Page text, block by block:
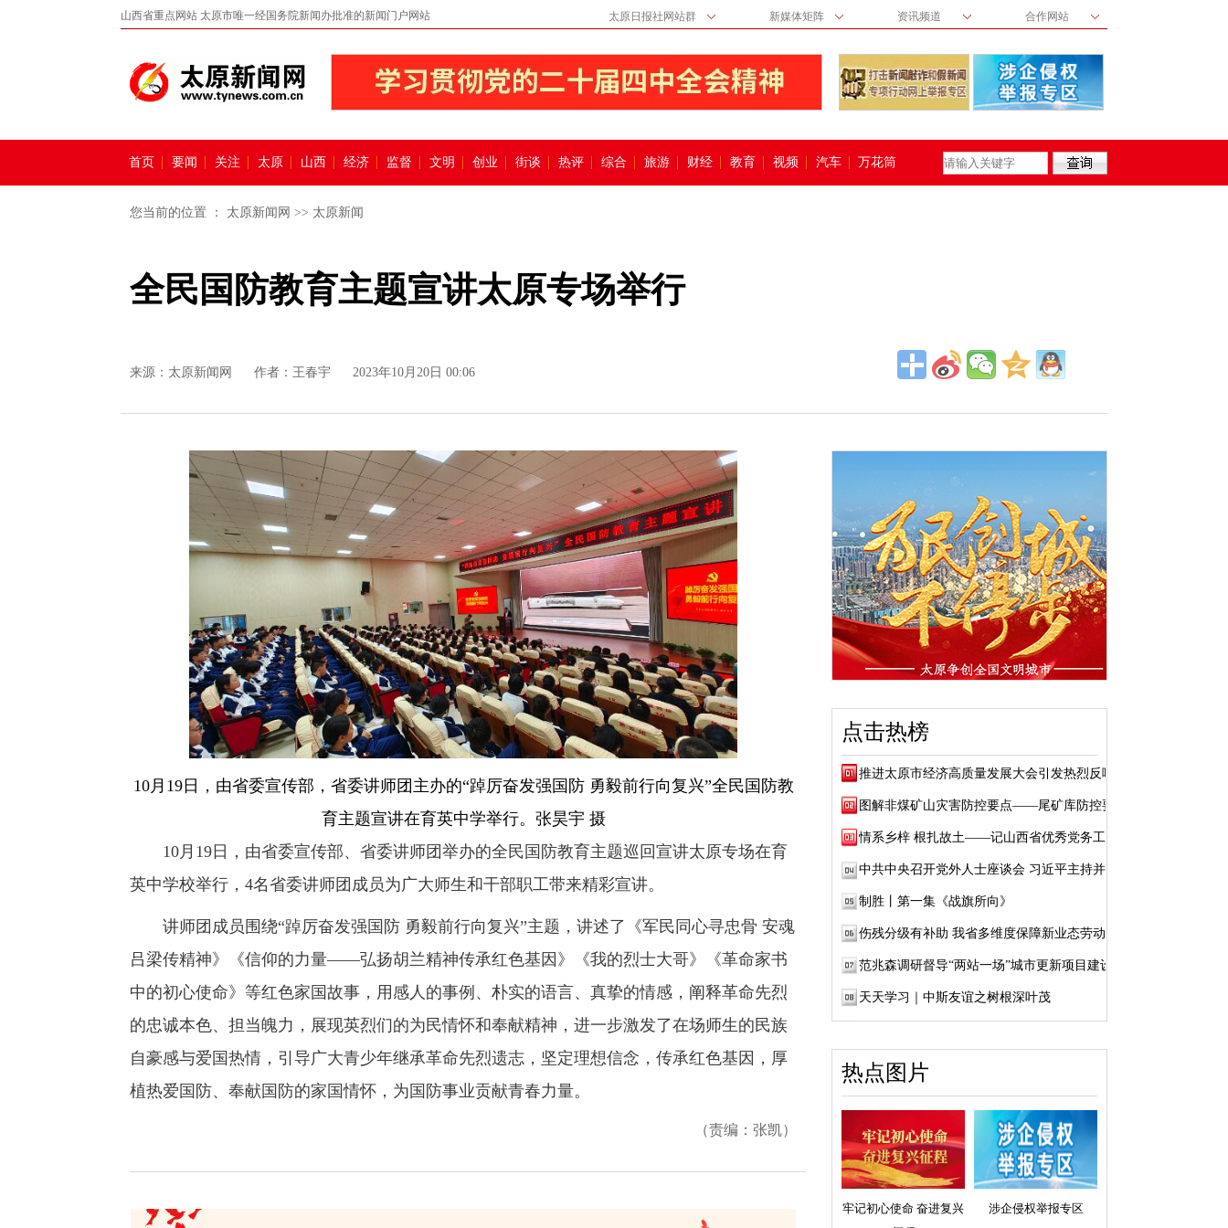
山西省重点网站 太原市唯一经国务院新闻办批准的新闻门户网站 太原日报社网站群 新媒体矩阵 资讯频道 合作网站
首页 要闻 关注 太原 山西 经济 监督 文明 创业 街谈 热评 综合 旅游 财经 教育 视频 汽车 万花筒
您当前的位置 ： 太原新闻网 >> 太原新闻
全民国防教育主题宣讲太原专场举行
来源： 太原新闻网 作者：王春宇 2023年10月20日 00:06
10月19日，由省委宣传部，省委讲师团主办的“踔厉奋发强国防 勇毅前行向复兴”全民国防教
育主题宣讲在育英中学举行。张昊宇 摄
10月19日，由省委宣传部、省委讲师团举办的全民国防教育主题巡回宣讲太原专场在育
英中学校举行，4名省委讲师团成员为广大师生和干部职工带来精彩宣讲。
讲师团成员围绕“踔厉奋发强国防 勇毅前行向复兴”主题，讲述了《军民同心寻忠骨 安魂
吕梁传精神》《信仰的力量——弘扬胡兰精神传承红色基因》《我的烈士大哥》《革命家书
中的初心使命》等红色家国故事，用感人的事例、朴实的语言、真挚的情感，阐释革命先烈
的忠诚本色、担当魄力，展现英烈们的为民情怀和奉献精神，进一步激发了在场师生的民族
自豪感与爱国热情，引导广大青少年继承革命先烈遗志，坚定理想信念，传承红色基因，厚
植热爱国防、奉献国防的家国情怀，为国防事业贡献青春力量。
（责编：张凯）
点击热榜
推进太原市经济高质量发展大会引发热烈反响
图解非煤矿山灾害防控要点——尾矿库防控要点
情系乡梓 根扎故土——记山西省优秀党务工作...
中共中央召开党外人士座谈会 习近平主持并发...
制胜丨第一集《战旗所向》
伤残分级有补助 我省多维度保障新业态劳动者...
范兆森调研督导“两站一场”城市更新项目建设
天天学习｜中斯友谊之树根深叶茂
热点图片
牢记初心使命 奋进复兴
涉企侵权举报专区